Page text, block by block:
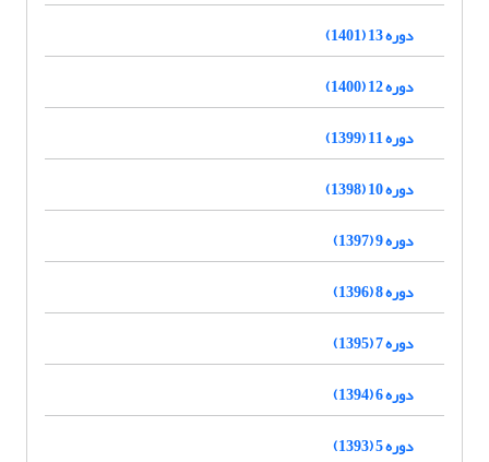
دوره 13 (1401)
دوره 12 (1400)
دوره 11 (1399)
دوره 10 (1398)
دوره 9 (1397)
دوره 8 (1396)
دوره 7 (1395)
دوره 6 (1394)
دوره 5 (1393)